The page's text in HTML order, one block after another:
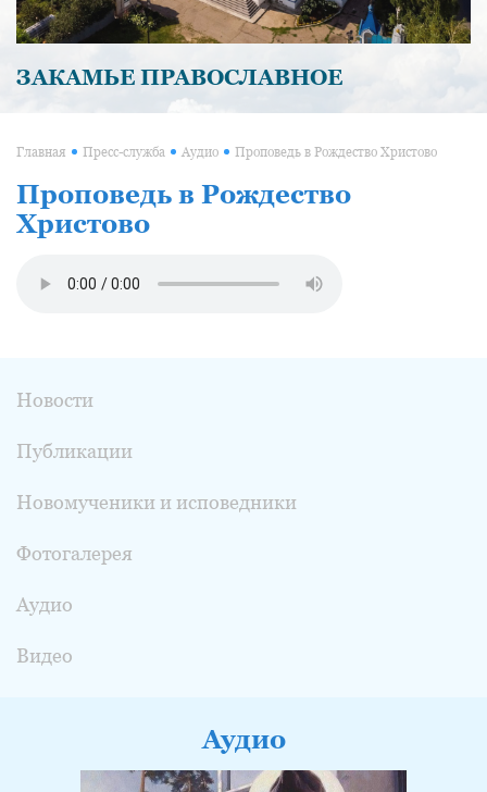
ЗАКАМЬЕ ПРАВОСЛАВНОЕ
Главная Пресс-служба Аудио Проповедь в Рождество Христово
Проповедь в Рождество
Христово
Новости
Публикации
Новомученики и исповедники
Фотогалерея
Аудио
Видео
Аудио